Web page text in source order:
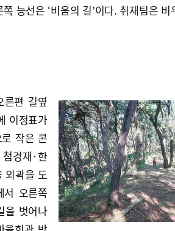
능선은 ‘비움의 길’이다. 취재팀은
른편 길옆
이정표가
작은 콘
경재·한
외곽을 도
서 오른쪽
을 벗어나